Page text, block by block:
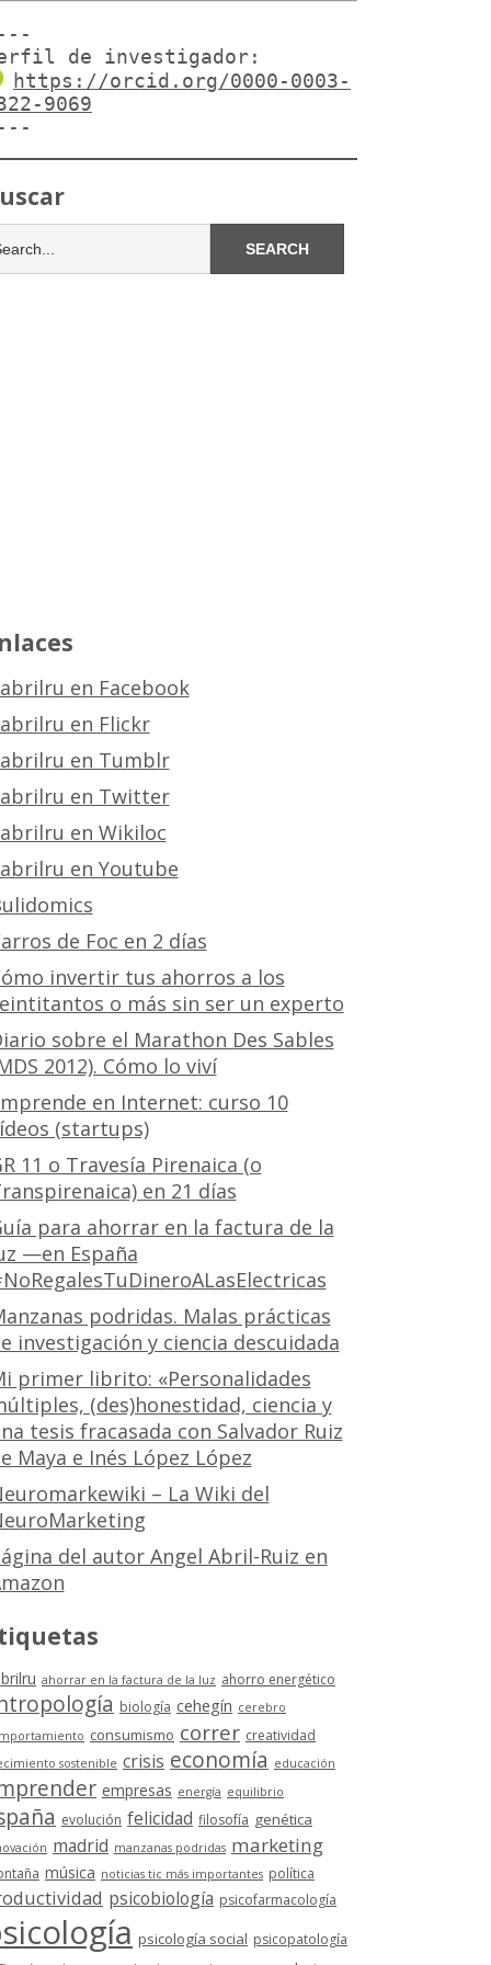
de investigador:
https://orcid.org/0000-0003-
9069
en Facebook
en Flickr
en Tumblr
en Twitter
en Wikiloc
en Youtube
de Foc en 2 días
invertir tus ahorros a los
o más sin ser un experto
sobre el Marathon Des Sables
2012). Cómo lo viví
en Internet: curso 10
(startups)
11 o Travesía Pirenaica (o
en 21 días
para ahorrar en la factura de la
—en España
podridas. Malas prácticas
investigación y ciencia descuidada
primer librito: «Personalidades
(des)honestidad, ciencia y
tesis fracasada con Salvador Ruiz
Maya e Inés López López
– La Wiki del
del autor Angel Abril-Ruiz en
ahorrar en la factura de la luz ahorro energético
biología cehegín cerebro
consumismo correr creatividad
sostenible crisis economía educación
empresas energía equilibrio
evolución felicidad filosofía genética
madrid manzanas podridas marketing
música noticias tic más importantes política
psicobiología psicofarmacología
psicología social psicopatología